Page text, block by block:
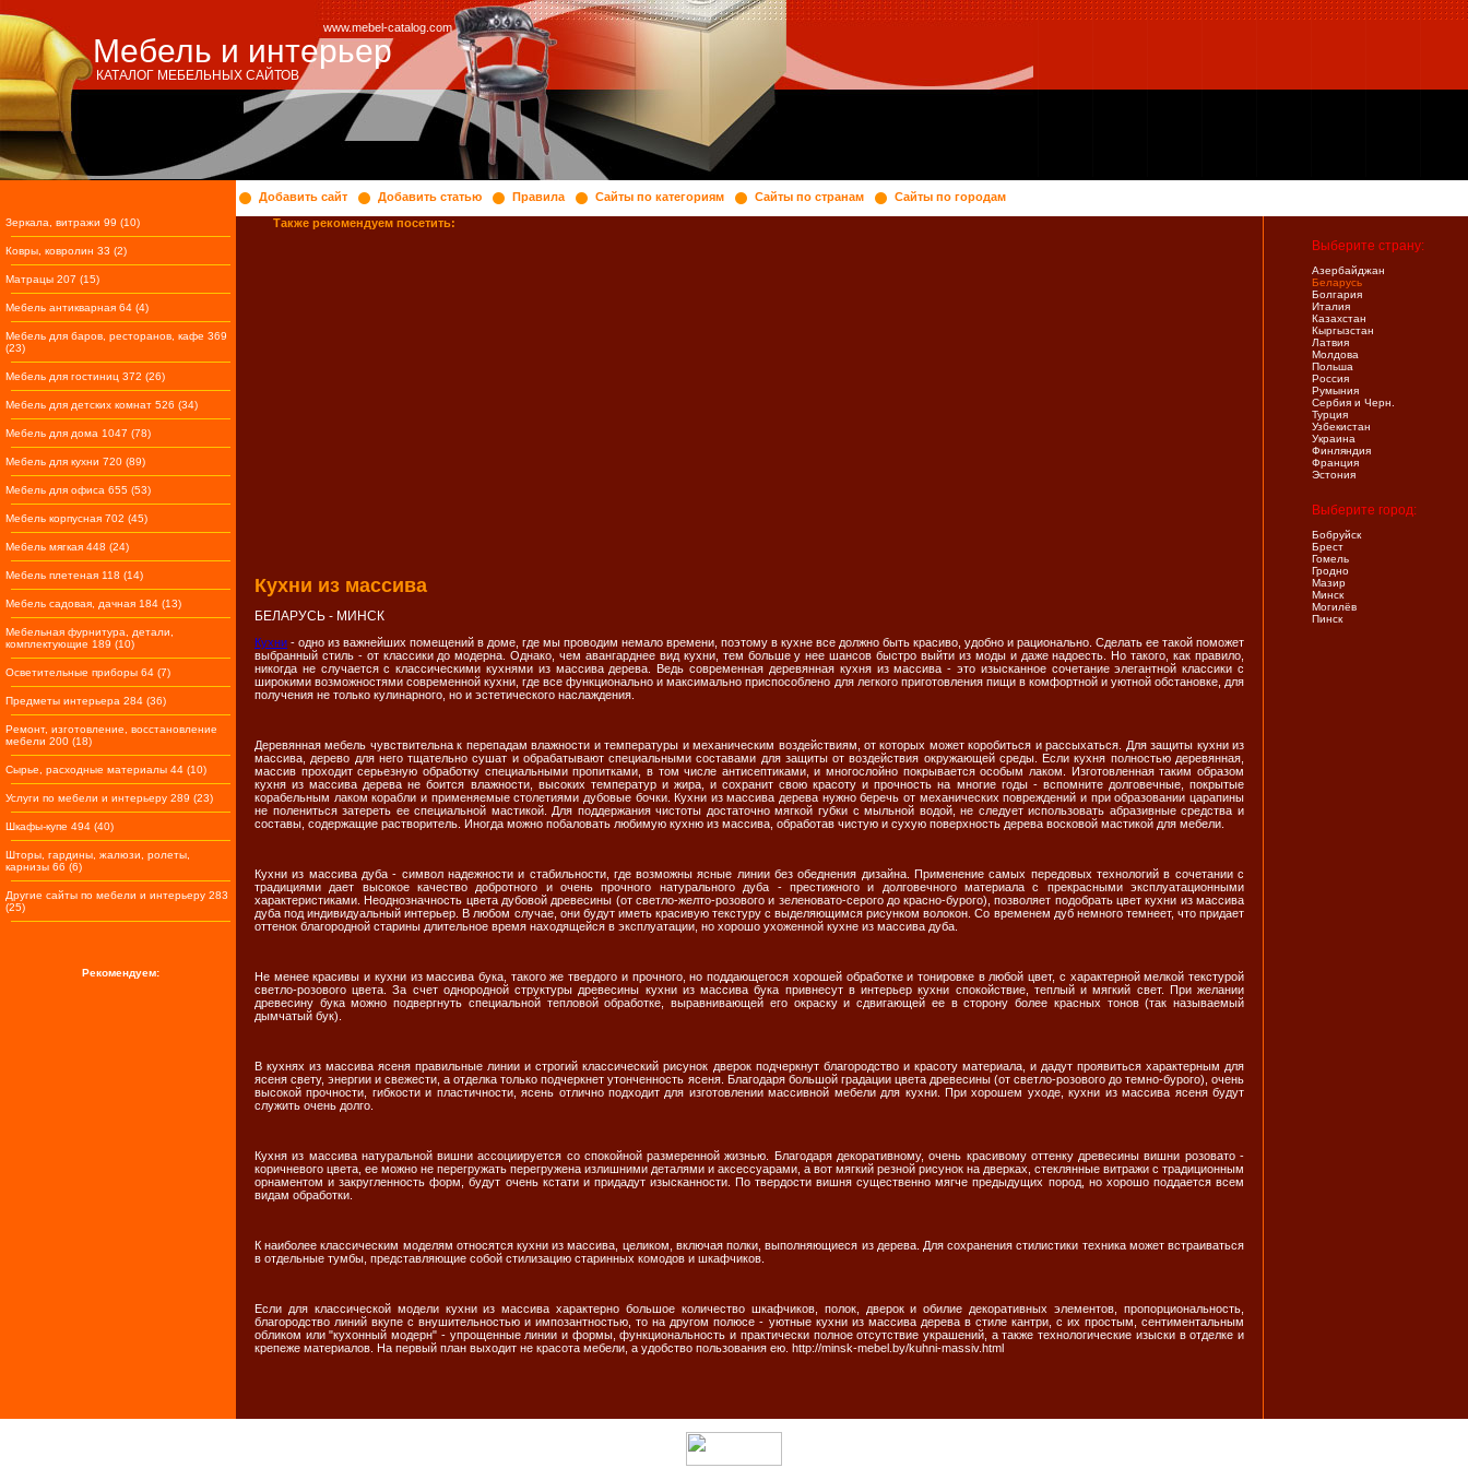
Мебель и интерьер
www.mebel-catalog.com
КАТАЛОГ МЕБЕЛЬНЫХ САЙТОВ
Зеркала, витражи 99 (10)
Ковры, ковролин 33 (2)
Матрацы 207 (15)
Мебель антикварная 64 (4)
Мебель для баров, ресторанов, кафе 369
(23)
Мебель для гостиниц 372 (26)
Мебель для детских комнат 526 (34)
Мебель для дома 1047 (78)
Мебель для кухни 720 (89)
Мебель для офиса 655 (53)
Мебель корпусная 702 (45)
Мебель мягкая 448 (24)
Мебель плетеная 118 (14)
Мебель садовая, дачная 184 (13)
Мебельная фурнитура, детали,
комплектующие 189 (10)
Осветительные приборы 64 (7)
Предметы интерьера 284 (36)
Ремонт, изготовление, восстановление
мебели 200 (18)
Сырье, расходные материалы 44 (10)
Услуги по мебели и интерьеру 289 (23)
Шкафы-купе 494 (40)
Шторы, гардины, жалюзи, ролеты,
карнизы 66 (6)
Другие сайты по мебели и интерьеру 283
(25)
Рекомендуем:
Добавить сайт Добавить статью Правила Сайты по категориям Сайты по странам
Сайты по городам
Также рекомендуем посетить:
Кухни из массива
БЕЛАРУСЬ - МИНСК
Кухни - одно из важнейших помещений в доме, где мы проводим немало времени, поэтому в кухне все должно быть красиво, удобно и рационально. Сделать ее такой поможет
выбранный стиль - от классики до модерна. Однако, чем авангарднее вид кухни, тем больше у нее шансов быстро выйти из моды и даже надоесть. Но такого, как правило,
никогда не случается с классическими кухнями из массива дерева. Ведь современная деревянная кухня из массива - это изысканное сочетание элегантной классики с
широкими возможностями современной кухни, где все функционально и максимально приспособлено для легкого приготовления пищи в комфортной и уютной обстановке, для
получения не только кулинарного, но и эстетического наслаждения.
Деревянная мебель чувствительна к перепадам влажности и температуры и механическим воздействиям, от которых может коробиться и рассыхаться. Для защиты кухни из
массива, дерево для него тщательно сушат и обрабатывают специальными составами для защиты от воздействия окружающей среды. Если кухня полностью деревянная,
массив проходит серьезную обработку специальными пропитками, в том числе антисептиками, и многослойно покрывается особым лаком. Изготовленная таким образом
кухня из массива дерева не боится влажности, высоких температур и жира, и сохранит свою красоту и прочность на многие годы - вспомните долговечные, покрытые
корабельным лаком корабли и применяемые столетиями дубовые бочки. Кухни из массива дерева нужно беречь от механических повреждений и при образовании царапины
не полениться затереть ее специальной мастикой. Для поддержания чистоты достаточно мягкой губки с мыльной водой, не следует использовать абразивные средства и
составы, содержащие растворитель. Иногда можно побаловать любимую кухню из массива, обработав чистую и сухую поверхность дерева восковой мастикой для мебели.
Кухни из массива дуба - символ надежности и стабильности, где возможны ясные линии без обеднения дизайна. Применение самых передовых технологий в сочетании с
традициями дает высокое качество добротного и очень прочного натурального дуба - престижного и долговечного материала с прекрасными эксплуатационными
характеристиками. Неоднозначность цвета дубовой древесины (от светло-желто-розового и зеленовато-серого до красно-бурого), позволяет подобрать цвет кухни из массива
дуба под индивидуальный интерьер. В любом случае, они будут иметь красивую текстуру с выделяющимся рисунком волокон. Со временем дуб немного темнеет, что придает
оттенок благородной старины длительное время находящейся в эксплуатации, но хорошо ухоженной кухне из массива дуба.
Не менее красивы и кухни из массива бука, такого же твердого и прочного, но поддающегося хорошей обработке и тонировке в любой цвет, с характерной мелкой текстурой
светло-розового цвета. За счет однородной структуры древесины кухни из массива бука привнесут в интерьер кухни спокойствие, теплый и мягкий свет. При желании
древесину бука можно подвергнуть специальной тепловой обработке, выравнивающей его окраску и сдвигающей ее в сторону более красных тонов (так называемый
дымчатый бук).
В кухнях из массива ясеня правильные линии и строгий классический рисунок дверок подчеркнут благородство и красоту материала, и дадут проявиться характерным для
ясеня свету, энергии и свежести, а отделка только подчеркнет утонченность ясеня. Благодаря большой градации цвета древесины (от светло-розового до темно-бурого), очень
высокой прочности, гибкости и пластичности, ясень отлично подходит для изготовлении массивной мебели для кухни. При хорошем уходе, кухни из массива ясеня будут
служить очень долго.
Кухня из массива натуральной вишни ассоциируется со спокойной размеренной жизнью. Благодаря декоративному, очень красивому оттенку древесины вишни розовато -
коричневого цвета, ее можно не перегружать перегружена излишними деталями и аксессуарами, а вот мягкий резной рисунок на дверках, стеклянные витражи с традиционным
орнаментом и закругленность форм, будут очень кстати и придадут изысканности. По твердости вишня существенно мягче предыдущих пород, но хорошо поддается всем
видам обработки.
К наиболее классическим моделям относятся кухни из массива, целиком, включая полки, выполняющиеся из дерева. Для сохранения стилистики техника может встраиваться
в отдельные тумбы, представляющие собой стилизацию старинных комодов и шкафчиков.
Если для классической модели кухни из массива характерно большое количество шкафчиков, полок, дверок и обилие декоративных элементов, пропорциональность,
благородство линий вкупе с внушительностью и импозантностью, то на другом полюсе - уютные кухни из массива дерева в стиле кантри, с их простым, сентиментальным
обликом или "кухонный модерн" - упрощенные линии и формы, функциональность и практически полное отсутствие украшений, а также технологические изыски в отделке и
крепеже материалов. На первый план выходит не красота мебели, а удобство пользования ею. http://minsk-mebel.by/kuhni-massiv.html
Выберите страну:
Азербайджан
Беларусь
Болгария
Италия
Казахстан
Кыргызстан
Латвия
Молдова
Польша
Россия
Румыния
Сербия и Черн.
Турция
Узбекистан
Украина
Финляндия
Франция
Эстония
Выберите город:
Бобруйск
Брест
Гомель
Гродно
Мазир
Минск
Могилёв
Пинск